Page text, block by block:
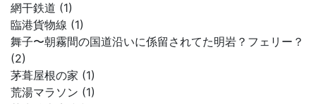
網干鉄道 (1)
臨港貨物線 (1)
舞子〜朝霧間の国道沿いに係留されてた明岩？フェリー？
(2)
茅葺屋根の家 (1)
荒湯マラソン (1)